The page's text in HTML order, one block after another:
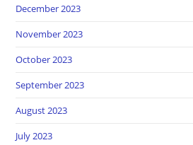
December 2023
November 2023
October 2023
September 2023
August 2023
July 2023